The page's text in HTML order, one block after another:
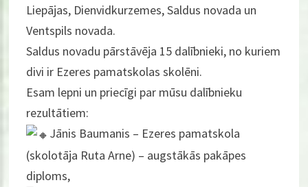
Liepājas, Dienvidkurzemes, Saldus novada un
Ventspils novada.
Saldus novadu pārstāvēja 15 dalībnieki, no kuriem
divi ir Ezeres pamatskolas skolēni.
Esam lepni un priecīgi par mūsu dalībnieku
rezultātiem:
Jānis Baumanis – Ezeres pamatskola
(skolotāja Ruta Arne) – augstākās pakāpes
diploms,